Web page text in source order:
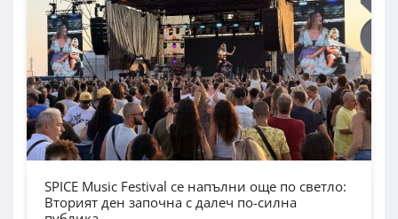
SPICE Music Festival се напълни още по светло:
Вторият ден започна с далеч по-силна